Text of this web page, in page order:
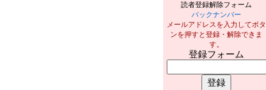
読者登録解除フォーム
バックナンバー
メールアドレスを入力してボタ
ンを押すと登録・解除できま
す。
登録フォーム